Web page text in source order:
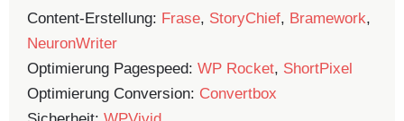
Content-Erstellung: Frase, StoryChief, Bramework,
NeuronWriter
Optimierung Pagespeed: WP Rocket, ShortPixel
Optimierung Conversion: Convertbox